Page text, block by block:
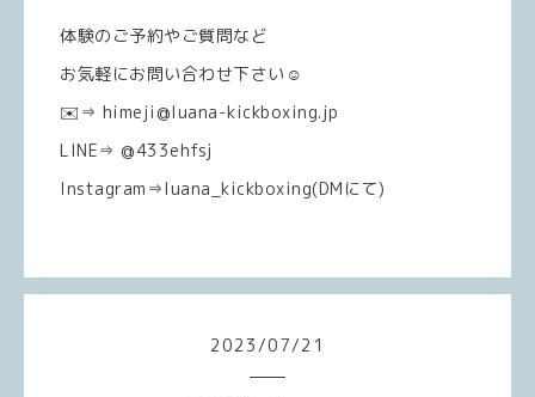
体験のご予約やご質問など
お気軽にお問い合わせ下さい☺️
✉️⇒ himeji@luana-kickboxing.jp
LINE⇒ @433ehfsj
Instagram⇒luana_kickboxing(DMにて)
2023/07/21